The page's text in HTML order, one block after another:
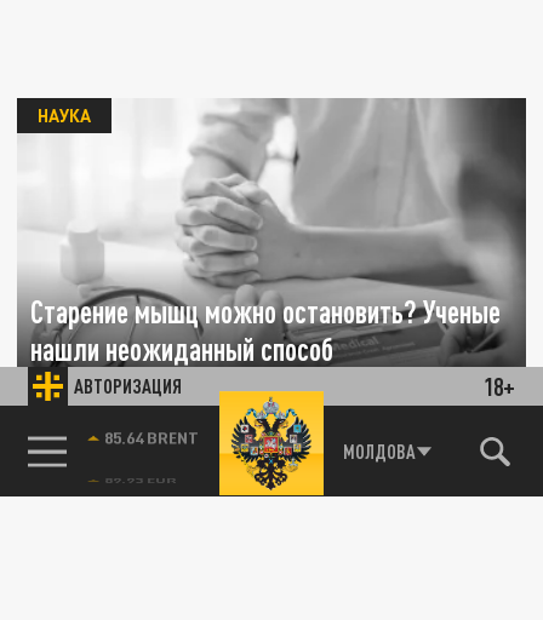
АВТОРИЗАЦИЯ 18+
85.64 BRENT МОЛДОВА
Старение мышц можно остановить? Ученые
нашли неожиданный способ
НАУКА
31 ИЮЛЯ 17:27
Японские ученые нашли вещество, которое
может защитить мышцы от старения.